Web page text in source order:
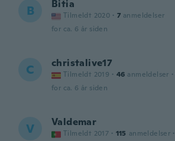
B Bitia
Tilmeldt 2020 · 7 anmeldelser
for ca. 6 år siden
C christalive17
Tilmeldt 2019 · 46 anmeldelser ·
for ca. 6 år siden
V Valdemar
Tilmeldt 2017 · 115 anmeldelser ·